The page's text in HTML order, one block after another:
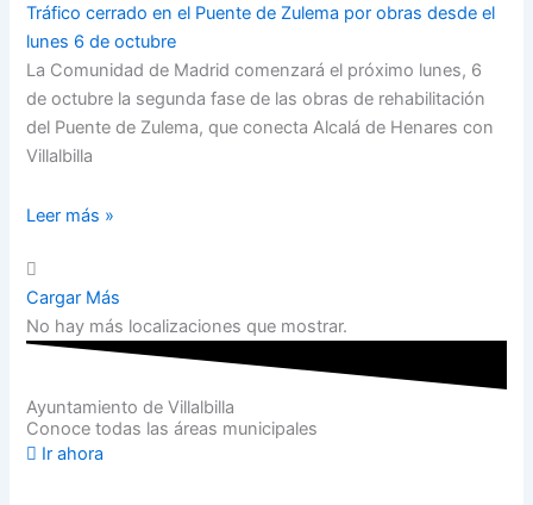
Tráfico cerrado en el Puente de Zulema por obras desde el
lunes 6 de octubre
La Comunidad de Madrid comenzará el próximo lunes, 6
de octubre la segunda fase de las obras de rehabilitación
del Puente de Zulema, que conecta Alcalá de Henares con
Villalbilla
Leer más »
Cargar Más
No hay más localizaciones que mostrar.
Ayuntamiento de Villalbilla
Conoce todas las áreas municipales
Ir ahora